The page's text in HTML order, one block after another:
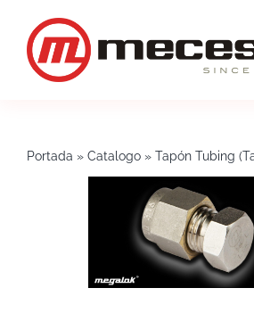
contenido
Calidad
Portada » Catalogo» Tapón Tubing